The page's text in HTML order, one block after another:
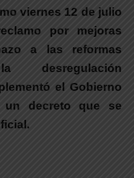
viernes 12 de julio
por mejoras
a las reformas
el Gobierno
decreto que se